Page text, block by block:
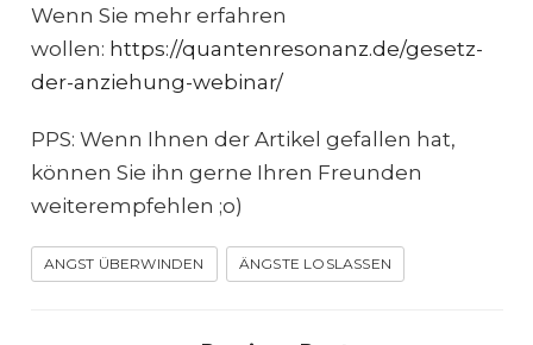
Wenn Sie mehr erfahren
wollen: https://quantenresonanz.de/gesetz-
der-anziehung-webinar/
PPS: Wenn Ihnen der Artikel gefallen hat,
können Sie ihn gerne Ihren Freunden
weiterempfehlen ;o)
ANGST ÜBERWINDEN ÄNGSTE LOSLASSEN